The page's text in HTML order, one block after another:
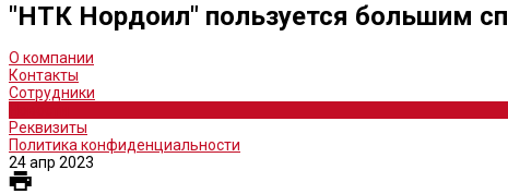
"НТК Нордоил" пользуется большим
О компании
Контакты
Сотрудники
Реквизиты
Политика конфиденциальности
24 апр 2023